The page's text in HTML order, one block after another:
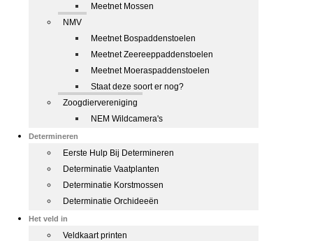
Meetnet Mossen
NMV
Meetnet Bospaddenstoelen
Meetnet Zeereeppaddenstoelen
Meetnet Moeraspaddenstoelen
Staat deze soort er nog?
Zoogdiervereniging
NEM Wildcamera's
Determineren
Eerste Hulp Bij Determineren
Determinatie Vaatplanten
Determinatie Korstmossen
Determinatie Orchideeën
Het veld in
Veldkaart printen